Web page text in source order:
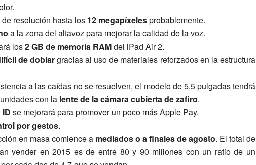
resolución hasta los 12 megapíxelesprobablemente.
a la zona del altavoz para mejorar la calidad de la voz.
los2 GB de memoria RAMdel iPad Air 2.
de doblargracias al uso de materiales reforzados en la estructura
a las caídas no se resuelven, el modelo de 5,5 pulgadas tendrá
con la lente de la cámara cubierta de zafiro.
se mejorará para promover un poco más Apple Pay.
por gestos.
en masa comience a mediados o a finales de agosto. El total de
vender en 2015 es de entre 80 y 90 millones con un ratio de un